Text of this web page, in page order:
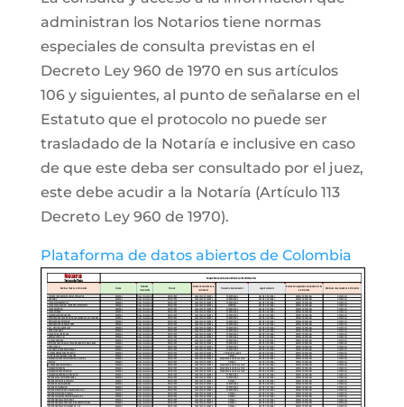
administran los Notarios tiene normas
especiales de consulta previstas en el
Decreto Ley 960 de 1970 en sus artículos
106 y siguientes, al punto de señalarse en el
Estatuto que el protocolo no puede ser
trasladado de la Notaría e inclusive en caso
de que este deba ser consultado por el juez,
este debe acudir a la Notaría (Artículo 113
Decreto Ley 960 de 1970).
Plataforma de datos abiertos de Colombia